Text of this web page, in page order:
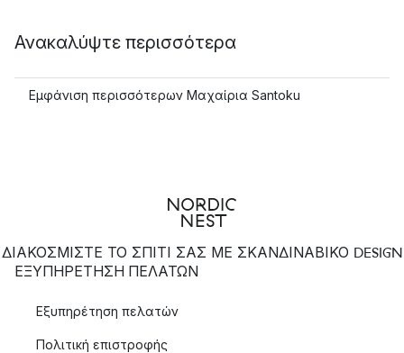
Ανακαλύψτε περισσότερα
Εμφάνιση περισσότερων Μαχαίρια Santoku
ΔΙΑΚΟΣΜΙΣΤΕ ΤΟ ΣΠΙΤΙ ΣΑΣ ΜΕ ΣΚΑΝΔΙΝΑΒΙΚΟ DESIGN
ΕΞΥΠΗΡΈΤΗΣΗ ΠΕΛΑΤΏΝ
Εξυπηρέτηση πελατών
Πολιτική επιστροφής